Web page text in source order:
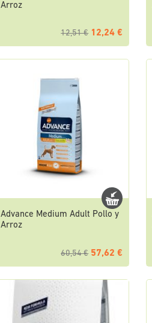
Arroz
12,51 € 12,24 €
Advance Medium Adult Pollo y
Arroz
60,54 € 57,62 €